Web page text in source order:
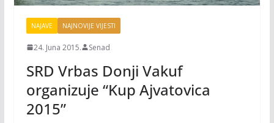
NAJAVE NAJNOVIJE VIJESTI
24. Juna 2015. Senad
SRD Vrbas Donji Vakuf
organizuje “Kup Ajvatovica
2015”